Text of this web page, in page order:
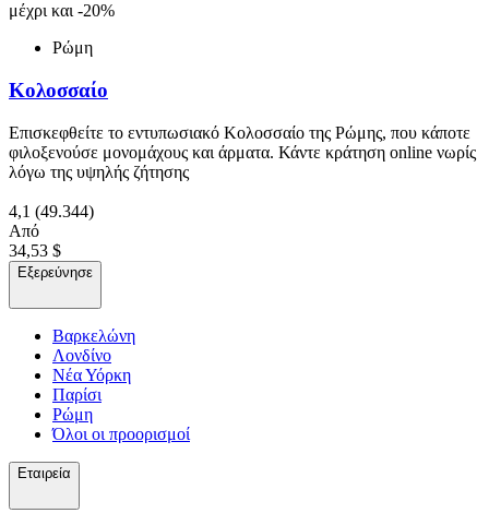
μέχρι και -20%
Ρώμη
Κολοσσαίο
Επισκεφθείτε το εντυπωσιακό Κολοσσαίο της Ρώμης, που κάποτε
φιλοξενούσε μονομάχους και άρματα. Κάντε κράτηση online νωρίς
λόγω της υψηλής ζήτησης
4,1 (49.344)
Από
34,53 $
Εξερεύνησε
Βαρκελώνη
Λονδίνο
Νέα Υόρκη
Παρίσι
Ρώμη
Όλοι οι προορισμοί
Εταιρεία